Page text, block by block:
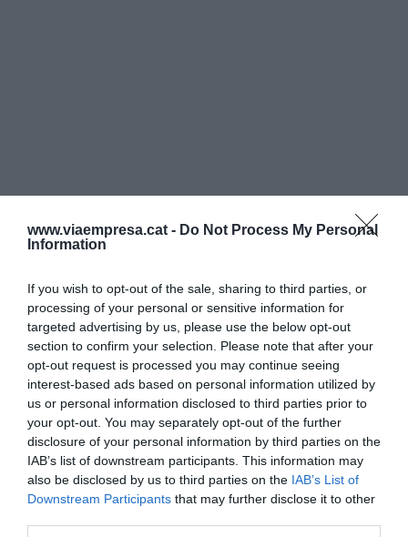
www.viaempresa.cat - Do Not Process My Personal
Information
If you wish to opt-out of the sale, sharing to third parties, or
processing of your personal or sensitive information for
targeted advertising by us, please use the below opt-out
section to confirm your selection. Please note that after your
opt-out request is processed you may continue seeing
interest-based ads based on personal information utilized by
us or personal information disclosed to third parties prior to
your opt-out. You may separately opt-out of the further
disclosure of your personal information by third parties on the
IAB’s list of downstream participants. This information may
also be disclosed by us to third parties on the IAB’s List of
Downstream Participants that may further disclose it to other